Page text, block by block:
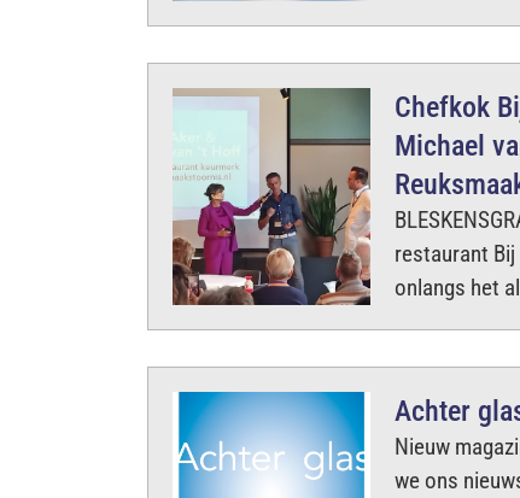
Chefkok
Michael
restaurant
onlangs het
Achter
Nieuw
we ons